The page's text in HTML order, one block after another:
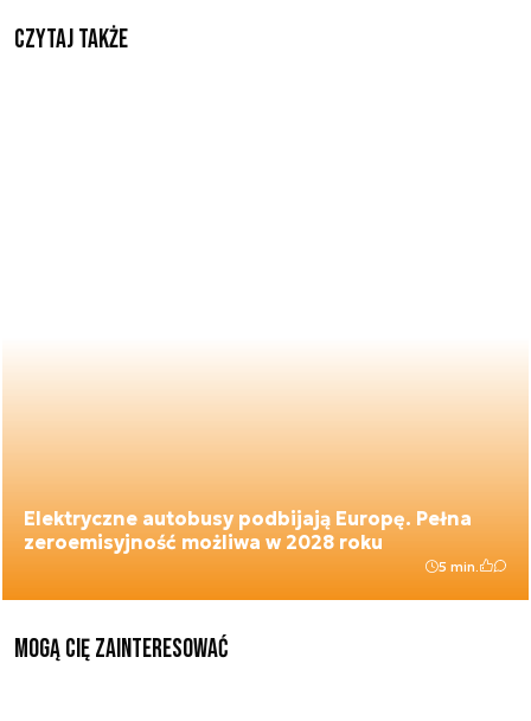
Czytaj także
Elektryczne autobusy podbijają Europę. Pełna
zeroemisyjność możliwa w 2028 roku
5 min.
Mogą Cię zainteresować